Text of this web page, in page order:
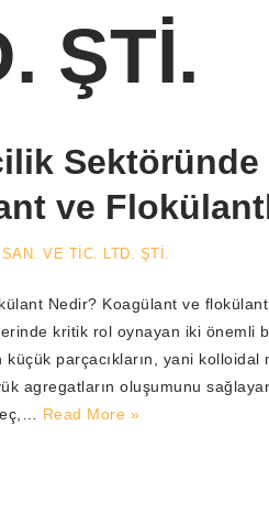
ŞTİ.
Sektöründe
ve
VE TİC. LTD. ŞTİ.
Nedir? Koagülant ve
kritik rol oynayan iki önemli
parçacıkların, yani kolloidal
agregatların oluşumunu
Read More »